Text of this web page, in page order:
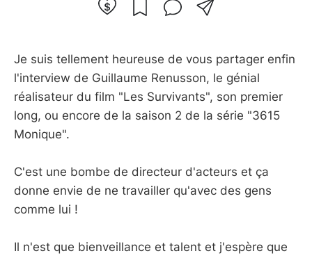
Je suis tellement heureuse de vous partager enfin
l'interview de Guillaume Renusson, le génial
réalisateur du film "Les Survivants", son premier
long, ou encore de la saison 2 de la série "3615
Monique".
C'est une bombe de directeur d'acteurs et ça
donne envie de ne travailler qu'avec des gens
comme lui !
Il n'est que bienveillance et talent et j'espère que